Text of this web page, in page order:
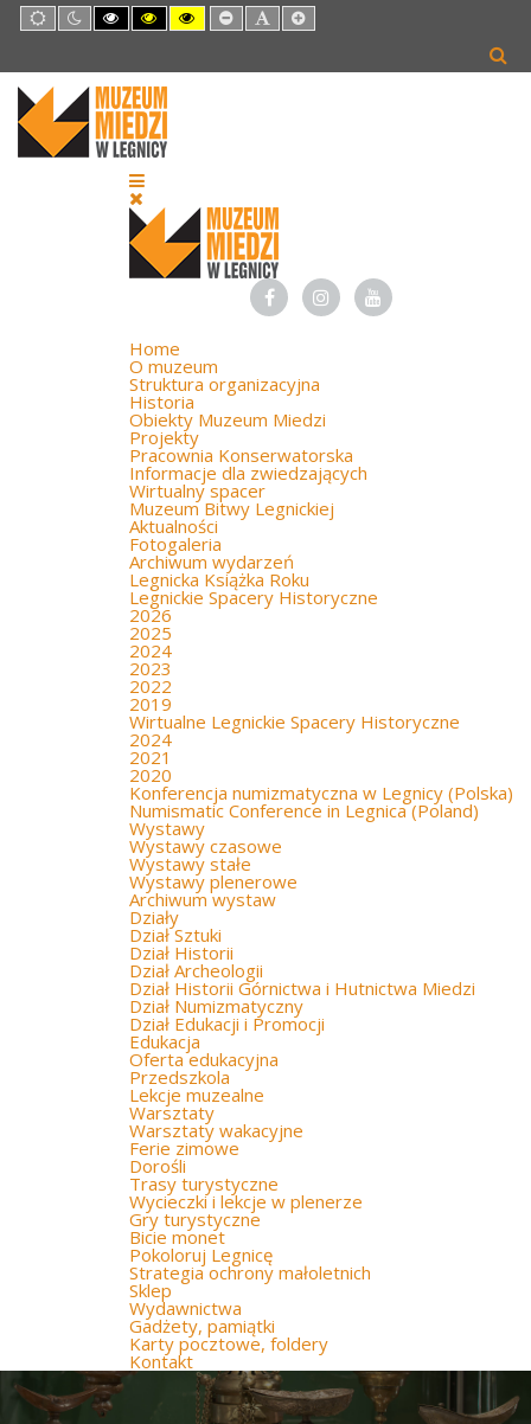
Default
mode
Night
mode
High
Contrast
mode
High
Contrast
mode
High
Contrast
mode
Set
Smaller
Set
Default
Set
Larger
Home
O muzeum
Struktura organizacyjna
Historia
Obiekty Muzeum Miedzi
Projekty
Pracownia Konserwatorska
Informacje dla zwiedzających
Wirtualny spacer
Muzeum Bitwy Legnickiej
Aktualności
Fotogaleria
Archiwum wydarzeń
Legnicka Książka Roku
Legnickie Spacery Historyczne
2026
2025
2024
2023
2022
2019
Wirtualne Legnickie Spacery Historyczne
2024
2021
2020
Konferencja numizmatyczna w Legnicy (Polska)
Numismatic Conference in Legnica (Poland)
Wystawy
Wystawy czasowe
Wystawy stałe
Wystawy plenerowe
Archiwum wystaw
Działy
Dział Sztuki
Dział Historii
Dział Archeologii
Dział Historii Górnictwa i Hutnictwa Miedzi
Dział Numizmatyczny
Dział Edukacji i Promocji
Edukacja
Oferta edukacyjna
Przedszkola
Lekcje muzealne
Warsztaty
Warsztaty wakacyjne
Ferie zimowe
Dorośli
Trasy turystyczne
Wycieczki i lekcje w plenerze
Gry turystyczne
Bicie monet
Pokoloruj Legnicę
Strategia ochrony małoletnich
Sklep
Wydawnictwa
Gadżety, pamiątki
Karty pocztowe, foldery
Kontakt